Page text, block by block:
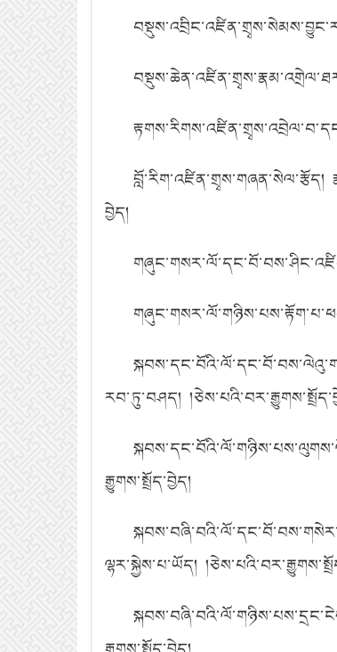
བློ་རིག་འཛིན་གྲྭས་གཞན་སེལ་རྩོད།
བྱེད།
རབ་ཏུ་བཤད།
རྒྱུགས་སྤྲོད་བྱེད།
ལྷར་སྐྱེས་པ་ཡོད།